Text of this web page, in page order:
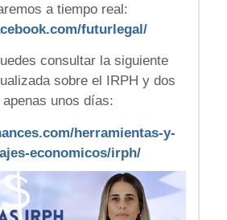
a tiempo real:
futurlegal/
consultar la siguiente
sobre el IRPH y dos
unos días:
herramientas-y-
economicos/irph/